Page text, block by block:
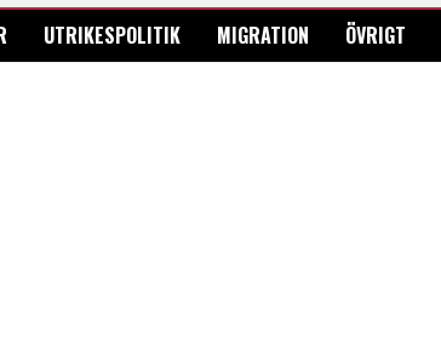
UTRIKESPOLITIK MIGRATION ÖVRIGT